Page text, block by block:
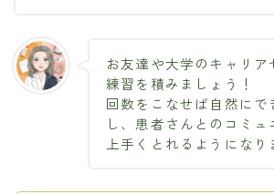
お友達や大学のキャリア
練習を積みましょう！
回数をこなせば自然にで
し、患者さんとのコミュ
上手くとれるようになり